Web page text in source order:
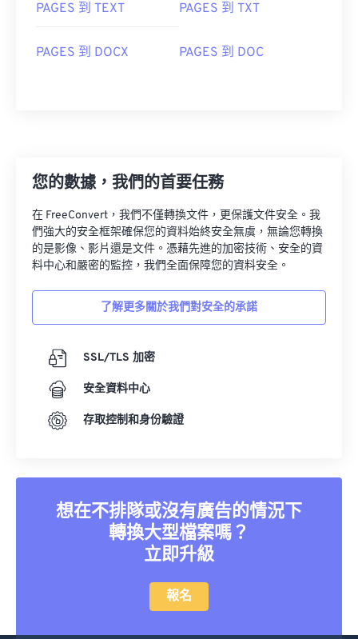
PAGES 到 TEXT PAGES 到 TXT
PAGES 到 DOCX PAGES 到 DOC
您的數據，我們的首要任務
在 FreeConvert，我們不僅轉換文件，更保護文件安全。我
們強大的安全框架確保您的資料始終安全無虞，無論您轉換
的是影像、影片還是文件。憑藉先進的加密技術、安全的資
料中心和嚴密的監控，我們全面保障您的資料安全。
了解更多關於我們對安全的承諾
SSL/TLS 加密
安全資料中心
存取控制和身份驗證
想在不排隊或沒有廣告的情況下
轉換大型檔案嗎？
立即升級
報名